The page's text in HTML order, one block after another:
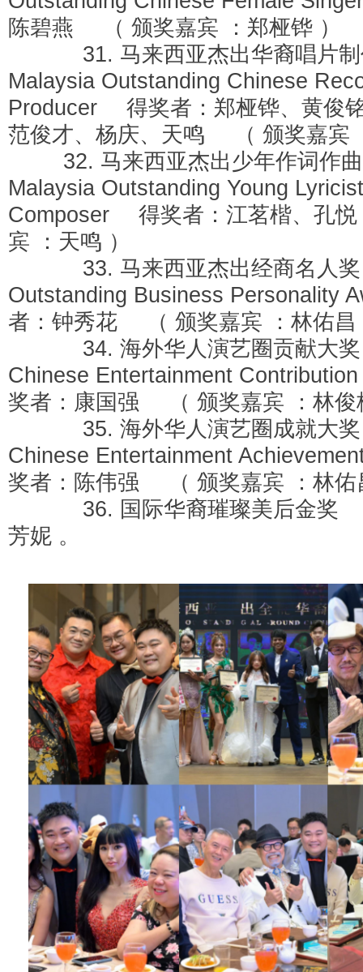
陈碧燕 （ 颁奖嘉宾 ：郑桠铧 ）
31. 马来西亚杰出华裔唱片
Malaysia Outstanding Chinese
Producer 得奖者：郑桠铧、黄俊
范俊才、杨庆、天鸣 （ 颁奖嘉宾
32. 马来西亚杰出少年作词
Malaysia Outstanding Young
Composer 得奖者：江茗楷、孔
宾 ：天鸣 ）
33. 马来西亚杰出经商名人
Outstanding Business Personality
者：钟秀花 （ 颁奖嘉宾 ：林佑昌
34. 海外华人演艺圈贡献大
Chinese Entertainment
奖者：康国强 （ 颁奖嘉宾 ：林俊
35. 海外华人演艺圈成就大
Chinese Entertainment
奖者：陈伟强 （ 颁奖嘉宾 ：林佑
36. 国际华裔璀璨美后金奖
芳妮 。